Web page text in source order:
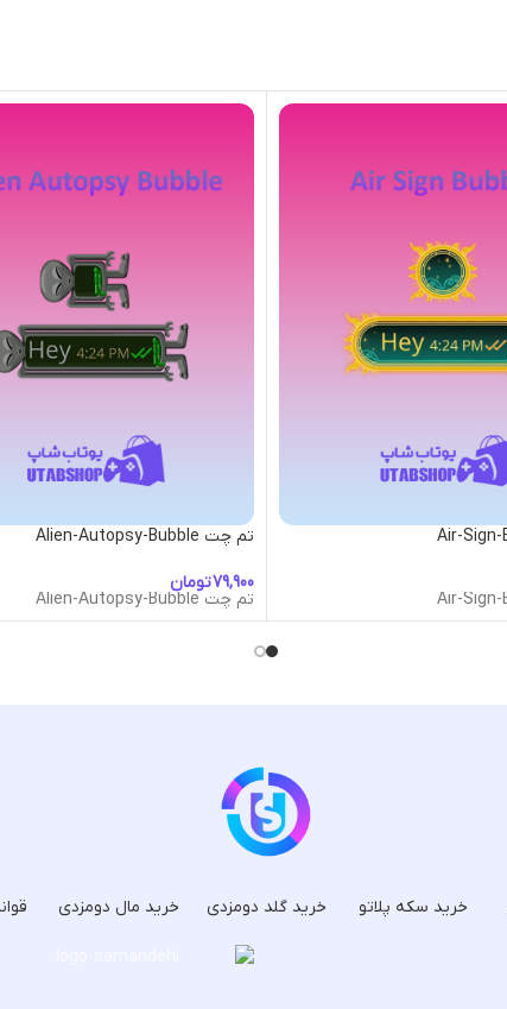
تم چت Alien-Autopsy-Bubble
تومان
تم چت Alien-Autopsy-Bubble
خرید سکه پلاتو خرید گلد دومزدی خرید مال دومزدی